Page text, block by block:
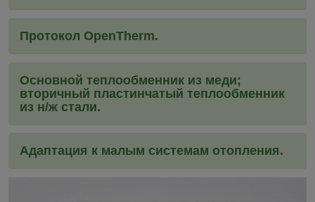
Протокол OpenTherm.
Основной теплообменник из меди;
вторичный пластинчатый теплообменник
из н/ж стали.
Адаптация к малым системам отопления.